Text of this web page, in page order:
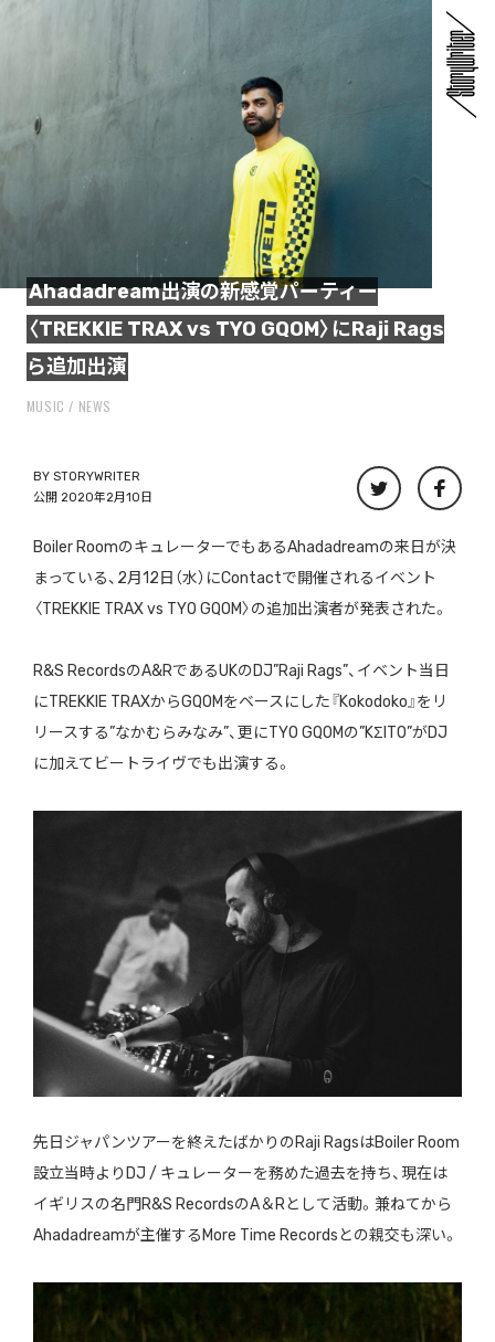
Ahadadream出演の新感覚パーティー
〈TREKKIE TRAX vs TYO GQOM〉にRaji Rags
ら追加出演
MUSIC NEWS
BY STORYWRITER
公開 2020年2月10日
Boiler RoomのキュレーターでもあるAhadadreamの来日が決
まっている、2月12日（水）にContactで開催されるイベント
〈TREKKIE TRAX vs TYO GQOM〉の追加出演者が発表された。
R&S RecordsのA&RであるUKのDJ”Raji Rags”、イベント当日
にTREKKIE TRAXからGQOMをベースにした『Kokodoko』をリ
リースする”なかむらみなみ”、更にTYO GQOMの”KΣITO”がDJ
に加えてビートライヴでも出演する。
先日ジャパンツアーを終えたばかりのRaji RagsはBoiler Room
設立当時よりDJ / キュレーターを務めた過去を持ち、現在は
イギリスの名門R&S RecordsのA＆Rとして活動。兼ねてから
Ahadadreamが主催するMore Time Recordsとの親交も深い。